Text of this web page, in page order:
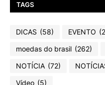
TAGS
DICAS (58) EVENTO
moedas do brasil (262)
NOTÍCIA (72)
Vídeo (5)